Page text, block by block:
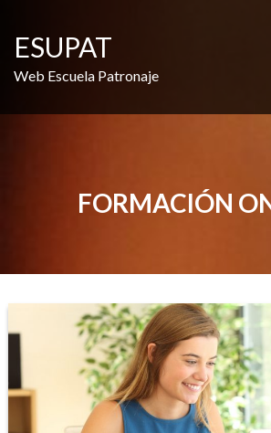
contenido
ESUPAT
Web Escuela Patronaje
FORMACIÓN